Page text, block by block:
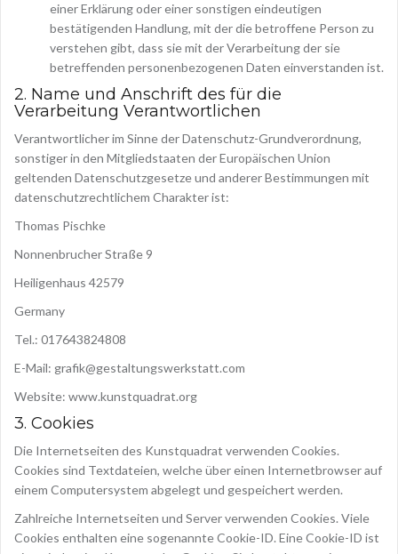
einer Erklärung oder einer sonstigen eindeutigen
bestätigenden Handlung, mit der die betroffene Person zu
verstehen gibt, dass sie mit der Verarbeitung der sie
betreffenden personenbezogenen Daten einverstanden ist.
2. Name und Anschrift des für die
Verarbeitung Verantwortlichen
Verantwortlicher im Sinne der Datenschutz-Grundverordnung,
sonstiger in den Mitgliedstaaten der Europäischen Union
geltenden Datenschutzgesetze und anderer Bestimmungen mit
datenschutzrechtlichem Charakter ist:
Thomas Pischke
Nonnenbrucher Straße 9
Heiligenhaus 42579
Germany
Tel.: 017643824808
E-Mail: grafik@gestaltungswerkstatt.com
Website: www.kunstquadrat.org
3. Cookies
Die Internetseiten des Kunstquadrat verwenden Cookies.
Cookies sind Textdateien, welche über einen Internetbrowser auf
einem Computersystem abgelegt und gespeichert werden.
Zahlreiche Internetseiten und Server verwenden Cookies. Viele
Cookies enthalten eine sogenannte Cookie-ID. Eine Cookie-ID ist